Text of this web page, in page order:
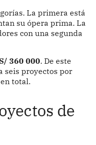
La primera está
su ópera prima. La
con una segunda
360 000. De este
seis proyectos por
total.
de